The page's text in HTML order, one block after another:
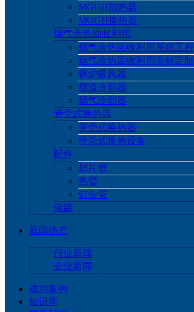
MGGH加热器
MGGH换热器
烟气余热回收利用
烟气余热回收利用系统工程
烟气余热回收利用非标定制
锅炉暖风器
烟道冷却器
烟气冷却器
管壳式换热器
管壳式换热器
管壳式换热设备
配件
翅片管
热管
钉头管
储罐
新闻动态
行业新闻
企业新闻
成功案例
知识库